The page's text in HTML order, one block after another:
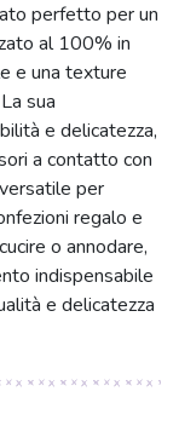
perfetto per un
al 100% in
e una texture
sua
e delicatezza,
a contatto con
per
regalo e
o annodare,
indispensabile
e delicatezza